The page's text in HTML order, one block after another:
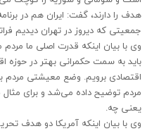
هدف را دارند، گفت: ایران هم در
جمعیتی که دیروز در تهران دیدیم
وی با بیان اینکه قدرت اصلی ما
باید به سمت حکمرانی بهتر در حوزه
اقتصادی برویم. وضع معیشتی مردم
مردم توضیح داده می‌شد و برای مثال
یعنی چه.
وی با بیان اینکه آمریکا دو هدف